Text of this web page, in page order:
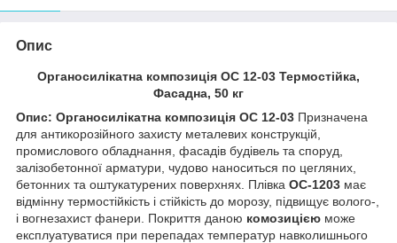
Опис
Органосилікатна композиція ОС 12-03 Термостійка,
Фасадна, 50 кг
Опис: Органосилікатна композиція ОС 12-03 Призначена
для антикорозійного захисту металевих конструкцій,
промислового обладнання, фасадів будівель та споруд,
залізобетонної арматури, чудово наноситься по цегляних,
бетонних та оштукатурених поверхнях. Плівка ОС-1203 має
відмінну термостійкість і стійкість до морозу, підвищує волого-,
і вогнезахист фанери. Покриття даною комозицією може
експлуатуватися при перепадах температур навколишнього